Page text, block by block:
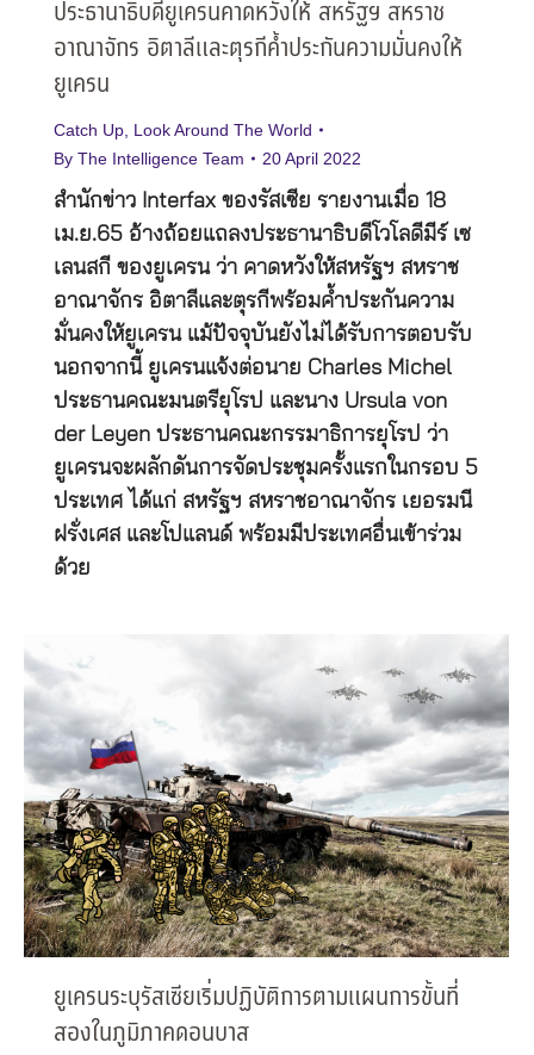
ประธานาธิบดียูเครนคาดหวังให้ สหรัฐฯ สหราช
อาณาจักร อิตาลีและตุรกีค้ำประกันความมั่นคงให้
ยูเครน
Catch Up, Look Around The World
By The Intelligence Team 20 April 2022
สำนักข่าว Interfax ของรัสเซีย รายงานเมื่อ 18
เม.ย.65 อ้างถ้อยแถลงประธานาธิบดีโวโลดีมีร์ เซ
เลนสกี ของยูเครน ว่า คาดหวังให้สหรัฐฯ สหราช
อาณาจักร อิตาลีและตุรกีพร้อมค้ำประกันความ
มั่นคงให้ยูเครน แม้ปัจจุบันยังไม่ได้รับการตอบรับ
นอกจากนี้ ยูเครนแจ้งต่อนาย Charles Michel
ประธานคณะมนตรียุโรป และนาง Ursula von
der Leyen ประธานคณะกรรมาธิการยุโรป ว่า
ยูเครนจะผลักดันการจัดประชุมครั้งแรกในกรอบ 5
ประเทศ ได้แก่ สหรัฐฯ สหราชอาณาจักร เยอรมนี
ฝรั่งเศส และโปแลนด์ พร้อมมีประเทศอื่นเข้าร่วม
ด้วย
ยูเครนระบุรัสเซียเริ่มปฏิบัติการตามแผนการขั้นที่
สองในภูมิภาคดอนบาส